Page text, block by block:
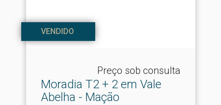
VENDIDO
Preço sob consulta
Moradia T2 + 2 em Vale
Abelha - Mação